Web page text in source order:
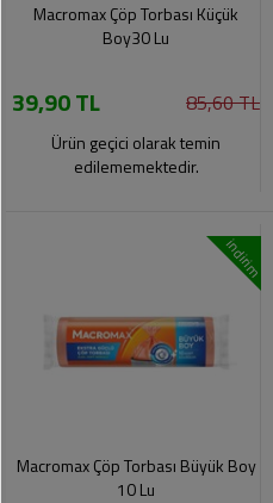
Macromax Çöp Torbası Küçük
Boy30 Lu
39,90 TL 85,60 TL
Ürün geçici olarak temin
edilememektedir.
indirim
Macromax Çöp Torbası Büyük Boy
10 Lu